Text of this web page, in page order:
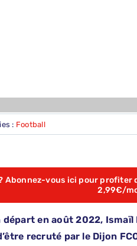
: Football
Abonnez-vous ici pour
2,99€/
départ en août 2022,
recruté par le Dijon